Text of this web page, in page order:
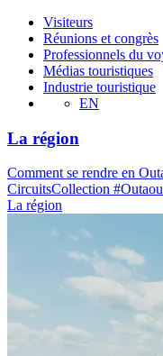
Visiteurs
Réunions et congrès
Professionnels du
Médias touristiques
Industrie touristique
EN
La région
Comment se rendre en
CircuitsCollection
La région